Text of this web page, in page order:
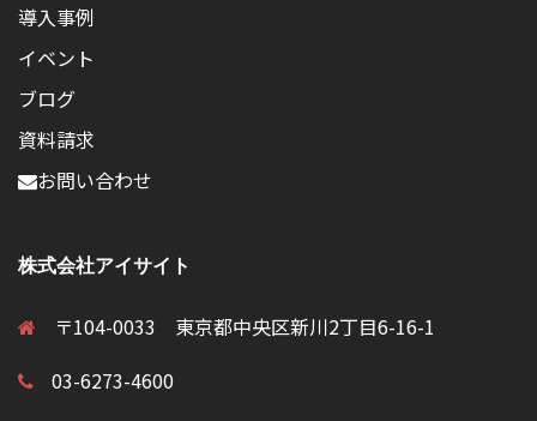
導入事例
イベント
ブログ
資料請求
お問い合わせ
株式会社アイサイト
〒104-0033 東京都中央区新川2丁目6-16-1
03-6273-4600